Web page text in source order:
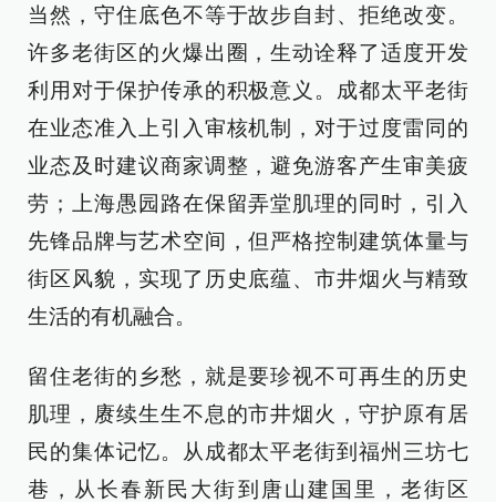
当然，守住底色不等于故步自封、拒绝改变。
许多老街区的火爆出圈，生动诠释了适度开发
利用对于保护传承的积极意义。成都太平老街
在业态准入上引入审核机制，对于过度雷同的
业态及时建议商家调整，避免游客产生审美疲
劳；上海愚园路在保留弄堂肌理的同时，引入
先锋品牌与艺术空间，但严格控制建筑体量与
街区风貌，实现了历史底蕴、市井烟火与精致
生活的有机融合。
留住老街的乡愁，就是要珍视不可再生的历史
肌理，赓续生生不息的市井烟火，守护原有居
民的集体记忆。从成都太平老街到福州三坊七
巷，从长春新民大街到唐山建国里，老街区